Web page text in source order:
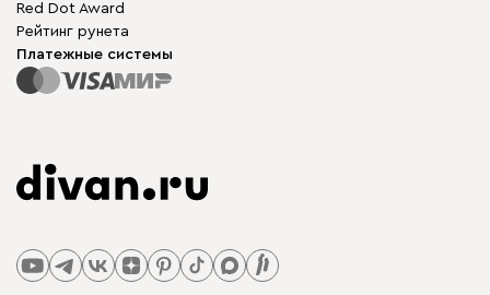
Red Dot Award
Рейтинг рунета
Платежные системы